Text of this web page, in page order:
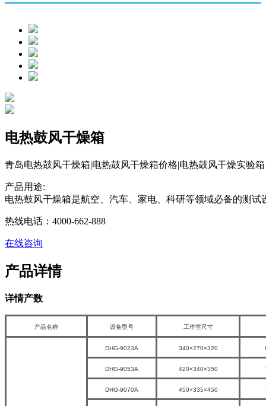
电热鼓风干燥箱
青岛电热鼓风干燥箱|电热鼓风干燥箱价格|电热鼓风干燥实验箱
产品用途:
电热鼓风干燥箱是航空、汽车、家电、科研等领域必备的
热线电话：4000-662-888
在线咨询
产品详情
详情产数
产品名称 设备型号 工作室尺寸
DHG-9023A 340×270×320
DHG-9053A 420×340×350
DHG-9070A 450×335×450